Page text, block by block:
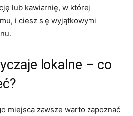
lub kawiarnię, w której
i ciesz się wyjątkowymi
⁣lokalne – co
miejsca zawsze warto ‍zapoznać⁣